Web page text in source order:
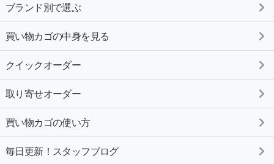
ブランド別で選ぶ
買い物カゴの中身を見る
クイックオーダー
取り寄せオーダー
買い物カゴの使い方
毎日更新！スタッフブログ